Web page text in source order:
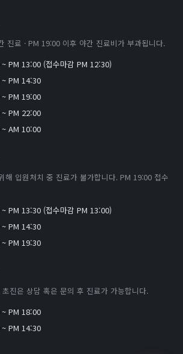
진료 · PM 19:00 이후 야간 진료비가 부과됩니다.
PM 13:00 (접수마감 PM 12:30)
PM 14:30
PM 19:00
PM 22:00
AM 10:00
해 입원처치 중 진료가 불가합니다. PM 19:00 접수
PM 13:30 (접수마감 PM 13:00)
PM 14:30
PM 19:30
진은 상담 혹은 문의 후 진료가 가능합니다.
PM 18:00
PM 14:30